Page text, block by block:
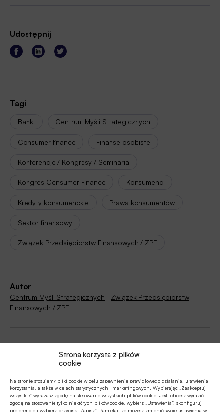
Strona korzysta z plików
cookie
Na stronie stosujemy pliki cookie w celu zapewnienie prawidłowego działania, ułatwienia
korzystania, a także w celach statystycznych i marketingowych. Wybierając „Zaakceptuj
wszystkie” wyrażasz zgodę na stosowanie wszystkich plików cookie. Jeśli chcesz wyrazić
zgodę na stosowanie tylko niektórych plików cookie, wybierz „Ustawienia”, skonfiguruj
preferencje i wybierz przycisk „Zapisz”. Pamiętaj, że możesz zmienić swoje ustawienia w
Udostępnij
Tagi
Banki Centrum Myśli Strategicznych
Consumer finance Finanse osobiste
Konferencje / Kongresy / Seminaria
Kongres Consumer Finance Konsumenci
Kredyty konsumenckie Prawa konsumentów
Sektor finansowy
Związek Przedsiębiorstw Finansowych / ZPF
Autor
Centrum Myśli Strategicznych | Związek Przedsiębiorstw
Finansowych / ZPF
Polecamy